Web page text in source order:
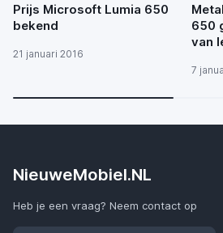
Prijs Microsoft Lumia 650
bekend
21 januari 2016
650
van
7
NieuweMobiel.NL
Heb je een vraag? Neem contact op